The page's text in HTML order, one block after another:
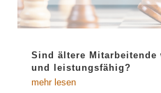
Sind ältere
und leistungsfähig?
mehr lesen